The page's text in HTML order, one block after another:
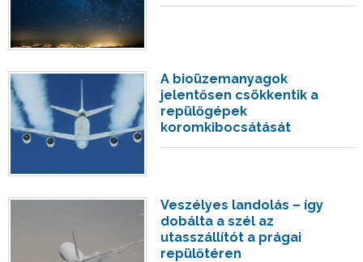
A bioüzemanyagok
jelentősen csökkentik a
repülőgépek
koromkibocsátását
Veszélyes landolás – így
dobálta a szél az
utasszállítót a prágai
repülőtéren